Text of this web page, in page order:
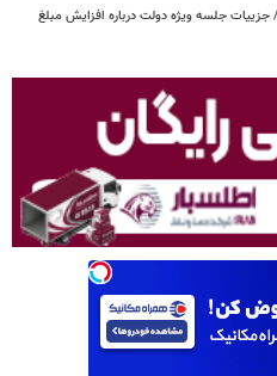
جزییات جلسه ویژه دولت درباره افزایش مبلغ